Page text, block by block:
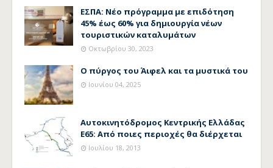
ΕΣΠΑ: Νέο πρόγραμμα με επιδότηση
45% έως 60% για δημιουργία νέων
τουριστικών καταλυμάτων
Οκτωβρίου 30, 2023
Ο πύργος του Άιφελ και τα μυστικά του
Ιουνίου 04, 2025
Αυτοκινητόδρομος Κεντρικής Ελλάδας
Ε65: Από ποιες περιοχές θα διέρχεται
Ιουλίου 18, 2013